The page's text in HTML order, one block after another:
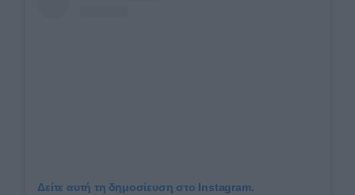
Δείτε αυτή τη δημοσίευση στο Instagram.